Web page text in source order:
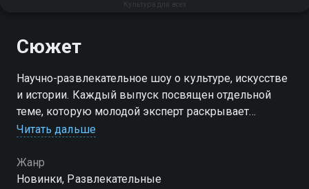
Культура для всех
Сюжет
Научно-развлекательное шоу о культуре, искусстве
и истории. Каждый выпуск посвящен отдельной
теме, которую молодой эксперт раскрывает
популярному блогеру. Затем лидер мнений должен
шоу.
Читать дальше
Жанр
Новинки, Развлекательные